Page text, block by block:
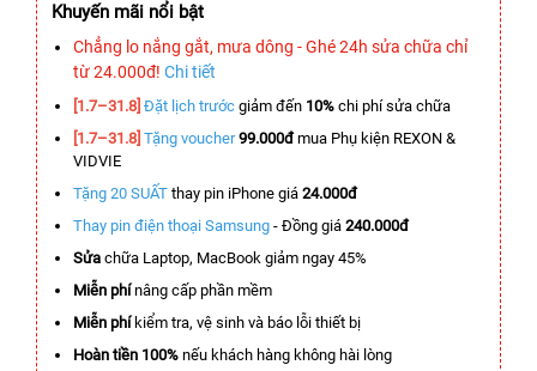
Khuyến mãi nổi bật
Chẳng lo nắng gắt, mưa dông - Ghé 24h sửa chữa chỉ
từ 24.000đ! Chi tiết
[1.7–31.8] Đặt lịch trước giảm đến 10% chi phí sửa chữa
[1.7–31.8] Tặng voucher 99.000đmua Phụ kiện REXON &
VIDVIE
Tặng 20 SUẤT thay pin iPhone giá 24.000đ
Thay pin điện thoại Samsung - Đồng giá 240.000đ
Sửa chữa Laptop, MacBook giảm ngay 45%
Miễn phínâng cấp phần mềm
Miễn phíkiểm tra, vệ sinh và báo lỗi thiết bị
Hoàn tiền 100% nếu khách hàng không hài lòng